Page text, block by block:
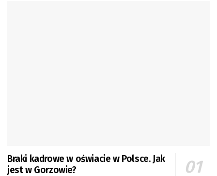
Braki kadrowe w oświacie w Polsce. Jak
jest w Gorzowie?